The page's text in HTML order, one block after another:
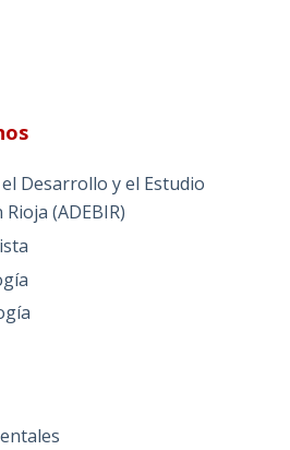
Desarrollo y el Estudio
(ADEBIR)